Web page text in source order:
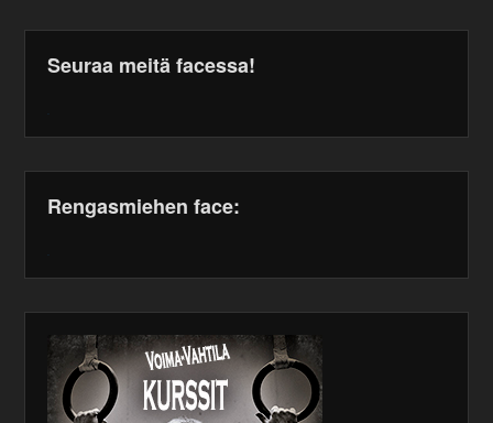
Seuraa meitä facessa!
Rengasmiehen face: